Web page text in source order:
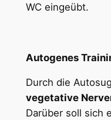
WC eingeübt.
Autogenes
Durch die
vegetative
Darüber soll sich